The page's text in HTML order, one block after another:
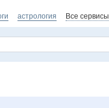
астрология Все сервисы